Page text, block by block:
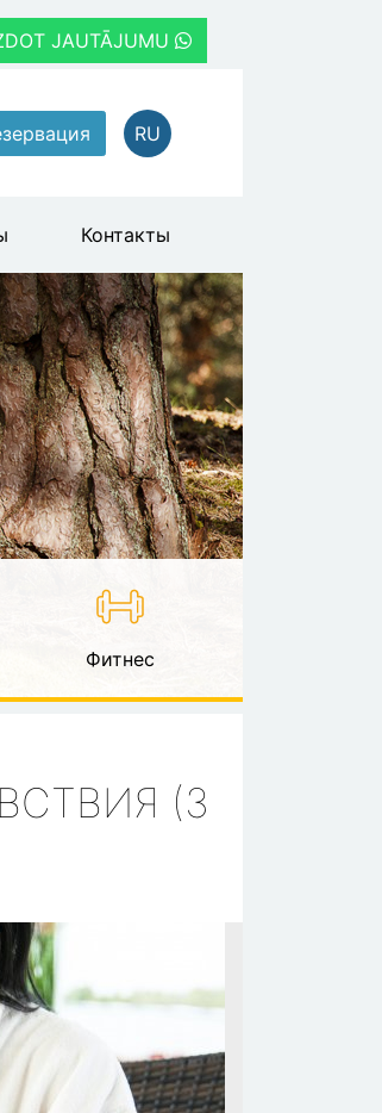
JAUTĀJUMU
RU
Контакты
Фитнес
(3